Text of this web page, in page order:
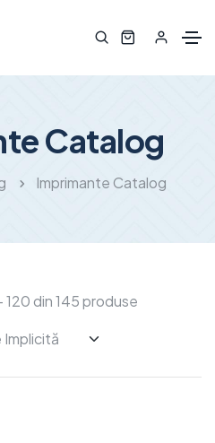
Catalog
Imprimante Catalog
120 din 145 produse